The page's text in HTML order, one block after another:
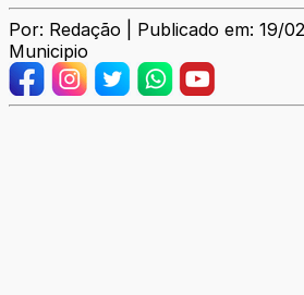
Por: Redação | Publicado em: 19/
Municipio